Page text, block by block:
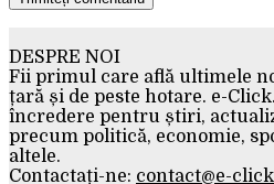
DESPRE NOI
Fii primul care află ultimele
țară și de peste hotare. e-
încredere pentru știri,
precum politică, economie,
altele.
Contactați-ne: contact@e-